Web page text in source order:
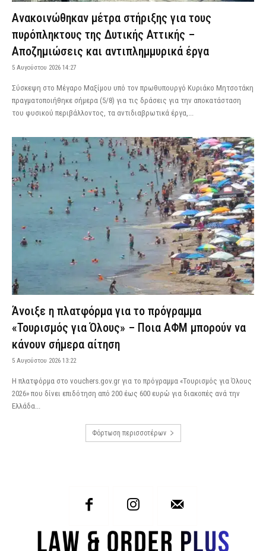
Ανακοινώθηκαν μέτρα στήριξης για τους
πυρόπληκτους της Δυτικής Αττικής –
Αποζημιώσεις και αντιπλημμυρικά έργα
5 Αυγούστου 2026 14:27
Σύσκεψη στο Μέγαρο Μαξίμου υπό τον πρωθυπουργό Κυριάκο Μητσοτάκη
πραγματοποιήθηκε σήμερα (5/8) για τις δράσεις για την αποκατάσταση
του φυσικού περιβάλλοντος, τα αντιδιαβρωτικά έργα,...
Άνοιξε η πλατφόρμα για το πρόγραμμα
«Τουρισμός για Όλους» – Ποια ΑΦΜ μπορούν να
κάνουν σήμερα αίτηση
5 Αυγούστου 2026 13:22
Η πλατφόρμα στο vouchers.gov.gr για το πρόγραμμα «Τουρισμός για Όλους
2026» που δίνει επιδότηση από 200 έως 600 ευρώ για διακοπές ανά την
Ελλάδα...
Φόρτωση περισσοτέρων